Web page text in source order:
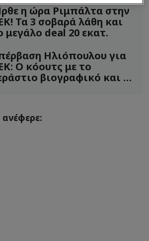
η ώρα Ριμπάλτα στην
Τα 3 σοβαρά λάθη και
μεγάλο deal 20 εκατ.
Ηλιόπουλου για
Ο κόουτς με το
βιογραφικό και ο